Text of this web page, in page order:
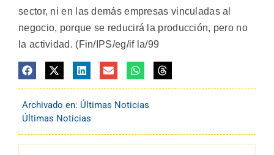
sector, ni en las demás empresas vinculadas al
negocio, porque se reducirá la producción, pero no
la actividad. (Fin/IPS/eg/if la/99
Archivado en: Últimas Noticias
Últimas Noticias